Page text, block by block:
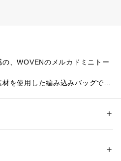
、WOVENのメルカドミニトー
を使用した編み込みバッグで、
ルがアクセントになり、カジュ
を演出します。
ポリエステル 持ち手：牛革